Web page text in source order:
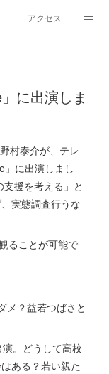
アクセス
に出演しま
村泰介が、テレ
」に出演しまし
援を考える」と
実態調査行うな
ることが可能で
？益若つばさと
。どうして高校
ある？若い親た